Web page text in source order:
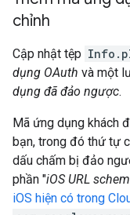
chỉnh
Cập nhật tệp
dụng OAuth và một
dụng đã đảo ngược.
Mã ứng dụng khách
bạn, trong đó thứ tự
dấu chấm bị đảo
phần "iOS URL
iOS hiện có trong